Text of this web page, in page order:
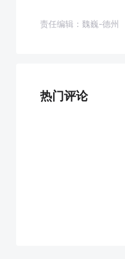
责任编辑：魏巍-德州
热门评论